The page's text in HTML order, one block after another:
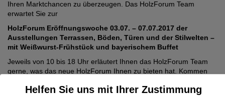
Ihren Marktchancen zu überzeugen. Das HolzForum Team
erwartet Sie zur
HolzForum Eröffnungswoche 03.07. – 07.07.2017 der
Ausstellungen Terrassen, Böden, Türen und der Stilwelten –
mit Weißwurst-Frühstück und bayerischem Buffet
Jeweils von 10 bis 18 Uhr erläutert Ihnen das HolzForum Team
gerne, was das neue HolzForum Ihnen zu bieten hat. Kommen
Homepagewww.holzforum.online
Helfen Sie uns mit Ihrer Zustimmung